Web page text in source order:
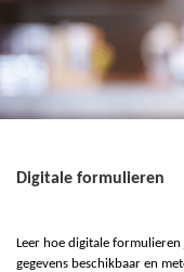
Digitale formulieren
Leer hoe digital e formulieren
gegevens beschikbaar en